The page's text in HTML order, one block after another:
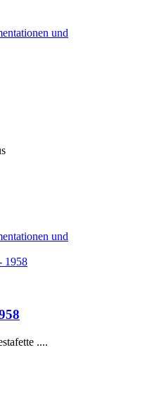
und
und
1958
....